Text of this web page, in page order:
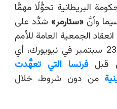
البريطانية تحوُّلًا مهمًّا
وأنَّ«ستارمر» شدَّد على
الجمعية العامة للأمم
المتحدة"، المقرَّرة بين 9 و23 سبتمبر في نيويورك، أي
قبلفرنسا التي تعهَّدت
من دون شروط، خلال